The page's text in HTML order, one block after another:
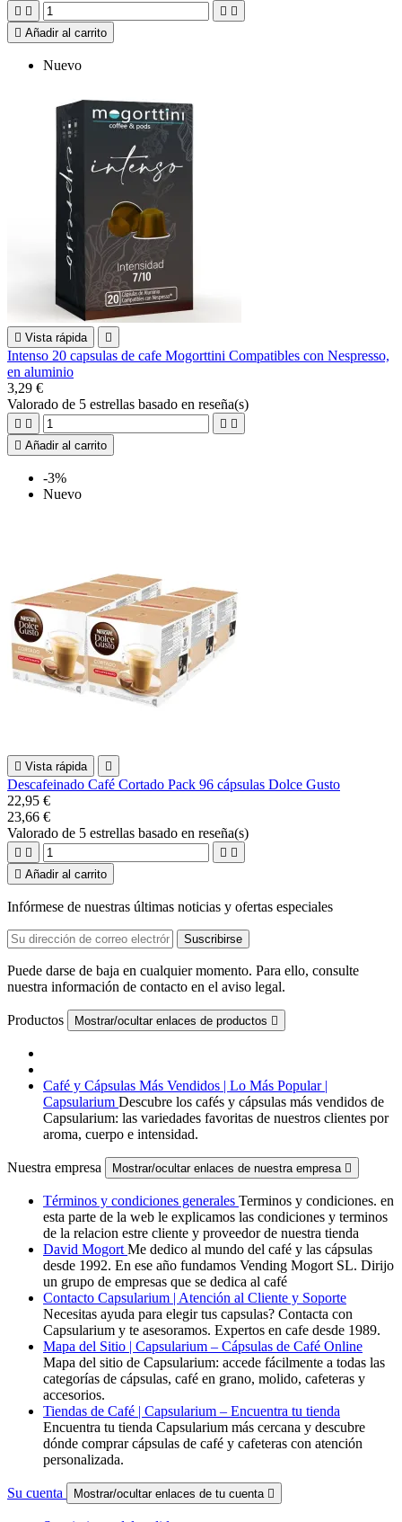
   
 Añadir al carrito
Nuevo
 Vista rápida 
Intenso 20 capsulas de cafe Mogorttini Compatibles con Nespresso,
en aluminio
3,29 €
Valorado de 5 estrellas basado en reseña(s)
   
 Añadir al carrito
-3%
Nuevo
 Vista rápida 
Descafeinado Café Cortado Pack 96 cápsulas Dolce Gusto
22,95 €
23,66 €
Valorado de 5 estrellas basado en reseña(s)
   
 Añadir al carrito
Infórmese de nuestras últimas noticias y ofertas especiales
Puede darse de baja en cualquier momento. Para ello, consulte
nuestra información de contacto en el aviso legal.
Productos Mostrar/ocultar enlaces de productos 
Café y Cápsulas Más Vendidos | Lo Más Popular |
Capsularium Descubre los cafés y cápsulas más vendidos de
Capsularium: las variedades favoritas de nuestros clientes por
aroma, cuerpo e intensidad.
Nuestra empresa Mostrar/ocultar enlaces de nuestra empresa 
Términos y condiciones generales Terminos y condiciones. en
esta parte de la web le explicamos las condiciones y terminos
de la relacion estre cliente y proveedor de nuestra tienda
David Mogort Me dedico al mundo del café y las cápsulas
desde 1992. En ese año fundamos Vending Mogort SL. Dirijo
un grupo de empresas que se dedica al café
Contacto Capsularium | Atención al Cliente y Soporte
Necesitas ayuda para elegir tus capsulas? Contacta con
Capsularium y te asesoramos. Expertos en cafe desde 1989.
Mapa del Sitio | Capsularium – Cápsulas de Café Online
Mapa del sitio de Capsularium: accede fácilmente a todas las
categorías de cápsulas, café en grano, molido, cafeteras y
accesorios.
Tiendas de Café | Capsularium – Encuentra tu tienda
Encuentra tu tienda Capsularium más cercana y descubre
dónde comprar cápsulas de café y cafeteras con atención
personalizada.
Su cuenta Mostrar/ocultar enlaces de tu cuenta 